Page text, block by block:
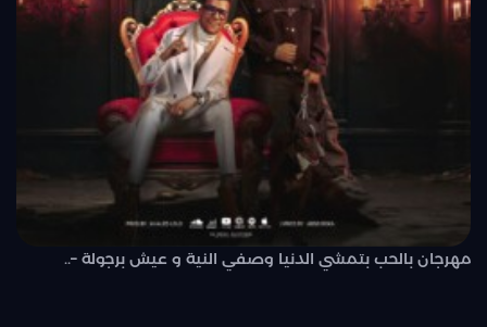
مهرجان بالحب بتمشي الدنيا وصفي النية و عيش برجولة –..